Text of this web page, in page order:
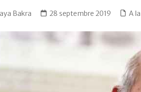
Bakra 28 septembre 2019 A